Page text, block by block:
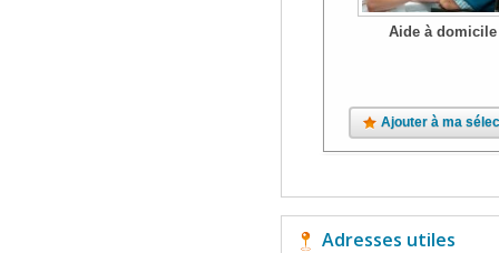
Aide à domicile
Ajouter à ma
Adresses utiles